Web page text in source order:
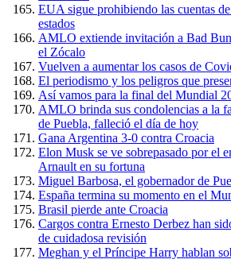
EUA sigue prohibiendo las cuentas
estados
AMLO extiende invitación a Bad
el Zócalo
Vuelven a aumentar los casos de
El periodismo y los peligros que
Así vamos para la final del Mundial
AMLO brinda sus condolencias a la
de Puebla, falleció el día de hoy
Gana Argentina 3-0 contra Croacia
Elon Musk se ve sobrepasado por el
Arnault en su fortuna
Miguel Barbosa, el gobernador de
España termina su momento en el
Brasil pierde ante Croacia
Cargos contra Ernesto Derbez han
de cuidadosa revisión
Meghan y el Príncipe Harry hablan